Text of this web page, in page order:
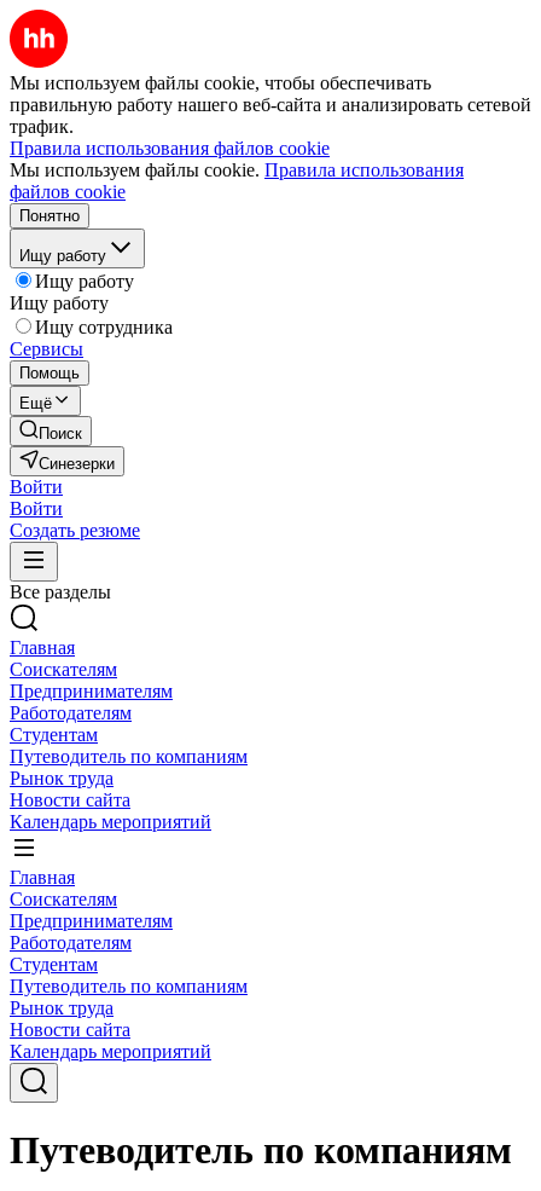
Мы используем файлы cookie, чтобы обеспечивать
правильную работу нашего веб-сайта и анализировать сетевой
трафик.
Правила использования файлов cookie
Мы используем файлы cookie. Правила использования
файлов cookie
Понятно
Ищу работу
Ищу работу
Ищу работу
Ищу сотрудника
Сервисы
Помощь
Ещё
Поиск
Синезерки
Войти
Войти
Создать резюме
Все разделы
Главная
Соискателям
Предпринимателям
Работодателям
Студентам
Путеводитель по компаниям
Рынок труда
Новости сайта
Календарь мероприятий
Главная
Соискателям
Предпринимателям
Работодателям
Студентам
Путеводитель по компаниям
Рынок труда
Новости сайта
Календарь мероприятий
Путеводитель по компаниям